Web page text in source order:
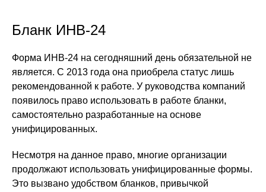
Бланк ИНВ-24
Форма ИНВ-24 на сегодняшний день обязательной не
является. С 2013 года она приобрела статус лишь
рекомендованной к работе. У руководства компаний
появилось право использовать в работе бланки,
самостоятельно разработанные на основе
унифицированных.
Несмотря на данное право, многие организации
продолжают использовать унифицированные формы.
Это вызвано удобством бланков, привычкой